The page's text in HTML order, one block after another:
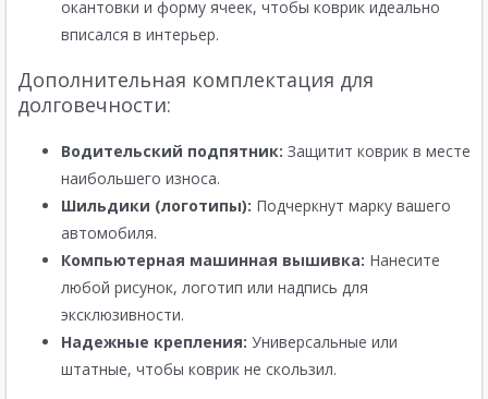
окантовки и форму ячеек, чтобы коврик идеально
вписался в интерьер.
Дополнительная комплектация для
долговечности:
Водительский подпятник: Защитит коврик в месте
наибольшего износа.
Шильдики (логотипы): Подчеркнут марку вашего
автомобиля.
Компьютерная машинная вышивка: Нанесите
любой рисунок, логотип или надпись для
эксклюзивности.
Надежные крепления: Универсальные или
штатные, чтобы коврик не скользил.